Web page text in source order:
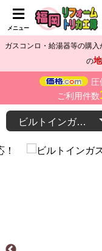
メニュー
ガスコンロ・給湯器等の購
の
圧
ご利用件数